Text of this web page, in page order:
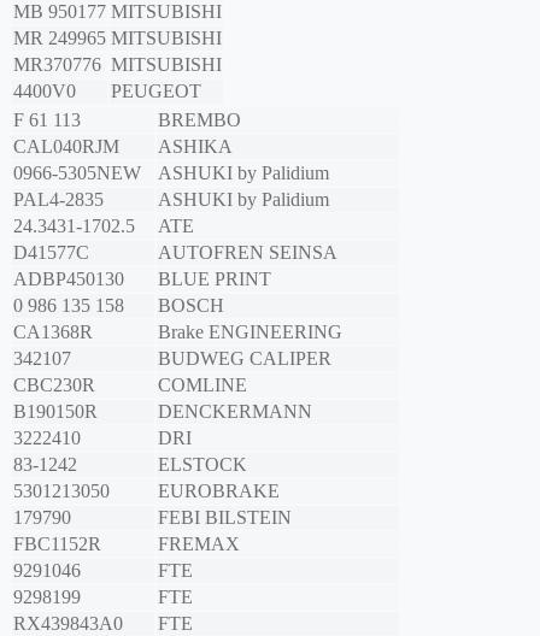
MB 950177 MITSUBISHI
MR 249965 MITSUBISHI
MR370776 MITSUBISHI
4400V0
PEUGEOT
F 61 113
BREMBO
CAL040RJM
ASHIKA
0966-5305NEW
ASHUKI by Palidium
PAL4-2835
ASHUKI by Palidium
24.3431-1702.5
ATE
D41577C
AUTOFREN SEINSA
ADBP450130
BLUE PRINT
0 986 135 158
BOSCH
CA1368R
Brake ENGINEERING
342107
BUDWEG CALIPER
CBC230R
COMLINE
B190150R
DENCKERMANN
3222410
DRI
83-1242
ELSTOCK
5301213050
EUROBRAKE
179790
FEBI BILSTEIN
FBC1152R
FREMAX
9291046
FTE
9298199
FTE
RX439843A0
FTE